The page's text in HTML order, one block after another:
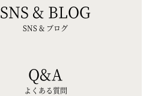
SNS & BLOG
SNS & ブログ
Q&A
よくある質問